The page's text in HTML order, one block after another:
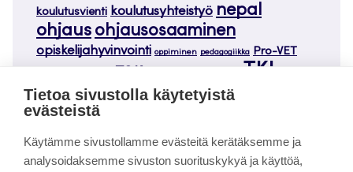
koulutusvienti koulutusyhteistyö nepal
ohjaus ohjausosaaminen
opiskelijahyvinvointi oppiminen pedagogiikka Pro-VET
TKI
TPP Nepal training of trainers TTT4WBL twinning
työelämäyhteistyö
verkostot video vietnam vuorovaikutus
yhdenvertaisuus
Tietoa sivustolla käytetyistä
evästeistä
Käytämme sivustollamme evästeitä kerätäksemme ja
analysoidaksemme sivuston suorituskykyä ja käyttöä,